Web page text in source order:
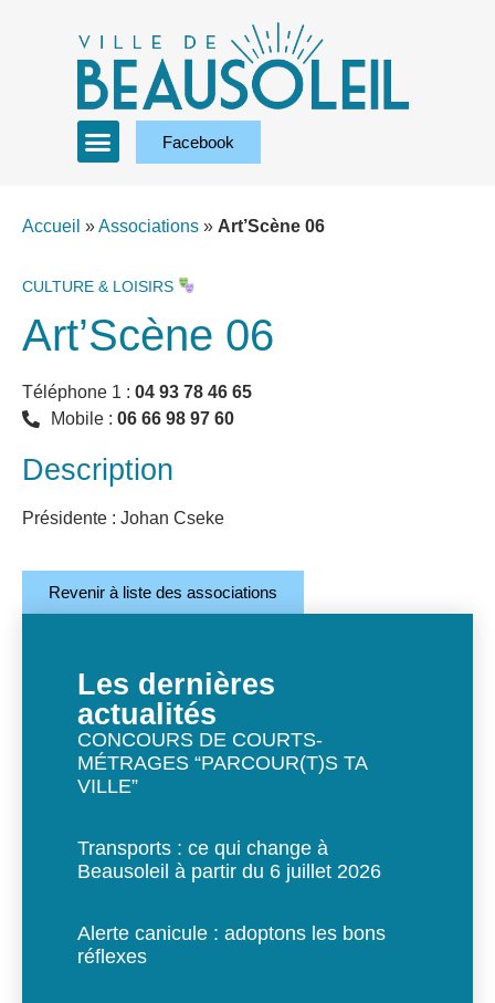
Facebook
Accueil »Associations » Art’Scène 06
CULTURE & LOISIRS
Art’Scène 06
Téléphone 1 : 04 93 78 46 65
Mobile : 06 66 98 97 60
Description
Présidente : Johan Cseke
Revenir à liste des associations
Les dernières
actualités
CONCOURS DE COURTS-
MÉTRAGES “PARCOUR(T)S TA
VILLE”
Transports : ce qui change à
Beausoleil à partir du 6 juillet 2026
Alerte canicule : adoptons les bons
réflexes